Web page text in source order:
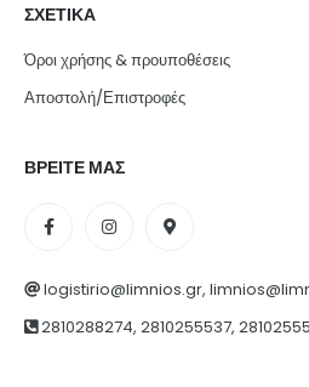
ΣΧΕΤΙΚΑ
Όροι χρήσης & προυποθέσεις
Αποστολή/Επιστροφές
ΒΡΕΙΤΕ ΜΑΣ
logistirio@limnios.gr,
2810288274, 2810255537,